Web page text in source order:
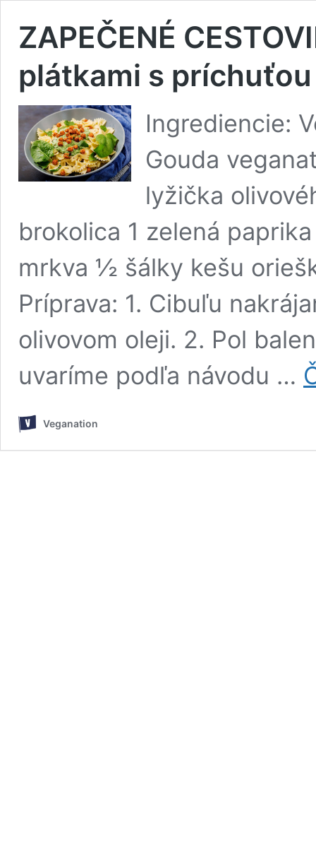
ZAPEČENÉ
plátkami s príchuťou
Ingrediencie:
Gouda
lyžička
brokolica 1 zelená
mrkva ½ šálky kešu
Príprava: 1. Cibuľu
olivovom oleji. 2. Pol
uvaríme podľa návodu …
Veganation